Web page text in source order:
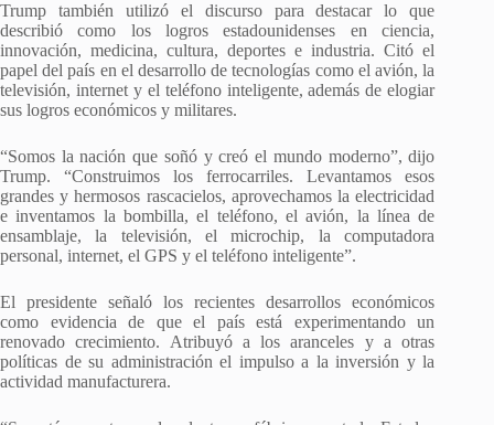
Trump también utilizó el discurso para destacar lo que
describió como los logros estadounidenses en ciencia,
innovación, medicina, cultura, deportes e industria. Citó el
papel del país en el desarrollo de tecnologías como el avión, la
televisión, internet y el teléfono inteligente, además de elogiar
sus logros económicos y militares.
“Somos la nación que soñó y creó el mundo moderno”, dijo
Trump. “Construimos los ferrocarriles. Levantamos esos
grandes y hermosos rascacielos, aprovechamos la electricidad
e inventamos la bombilla, el teléfono, el avión, la línea de
ensamblaje, la televisión, el microchip, la computadora
personal, internet, el GPS y el teléfono inteligente”.
El presidente señaló los recientes desarrollos económicos
como evidencia de que el país está experimentando un
renovado crecimiento. Atribuyó a los aranceles y a otras
políticas de su administración el impulso a la inversión y la
actividad manufacturera.